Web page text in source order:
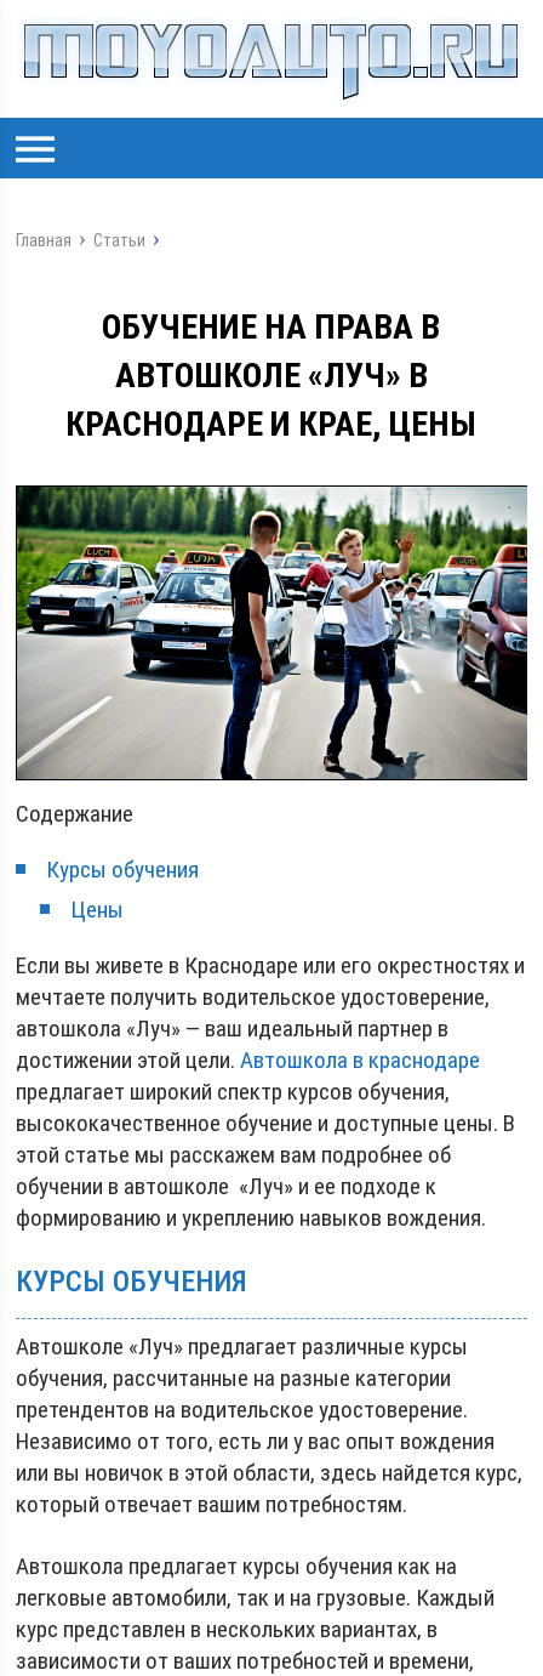
Главная Статьи
ОБУЧЕНИЕ НА ПРАВА В
АВТОШКОЛЕ «ЛУЧ» В
КРАСНОДАРЕ И КРАЕ, ЦЕНЫ
Содержание
Курсы обучения
Цены
Если вы живете в Краснодаре или его окрестностях и
мечтаете получить водительское удостоверение,
автошкола «Луч» — ваш идеальный партнер в
достижении этой цели.Автошкола в краснодаре
предлагает широкий спектр курсов обучения,
высококачественное обучение и доступные цены. В
этой статье мы расскажем вам подробнее об
обучении в автошколе «Луч» и ее подходе к
формированию и укреплению навыков вождения.
КУРСЫ ОБУЧЕНИЯ
Автошколе «Луч» предлагает различные курсы
обучения, рассчитанные на разные категории
претендентов на водительское удостоверение.
Независимо от того, есть ли у вас опыт вождения
или вы новичок в этой области, здесь найдется курс,
который отвечает вашим потребностям.
Автошкола предлагает курсы обучения как на
легковые автомобили, так и на грузовые. Каждый
курс представлен в нескольких вариантах, в
зависимости от ваших потребностей и времени,